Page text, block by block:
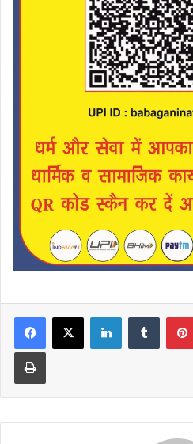
LinkedInTumblr
Print